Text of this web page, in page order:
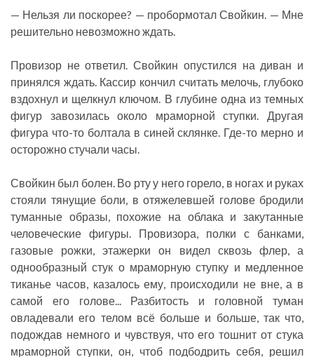
— Нельзя ли поскорее? — пробормотал Свойкин. — Мне
решительно невозможно ждать.
Провизор не ответил. Свойкин опустился на диван и
принялся ждать. Кассир кончил считать мелочь, глубоко
вздохнул и щелкнул ключом. В глубине одна из темных
фигур завозилась около мраморной ступки. Другая
фигура что-то болтала в синей склянке. Где-то мерно и
осторожно стучали часы.
Свойкин был болен. Во рту у него горело, в ногах и руках
стояли тянущие боли, в отяжелевшей голове бродили
туманные образы, похожие на облака и закутанные
человеческие фигуры. Провизора, полки с банками,
газовые рожки, этажерки он видел сквозь флер, а
однообразный стук о мраморную ступку и медленное
тиканье часов, казалось ему, происходили не вне, а в
самой его голове... Разбитость и головной туман
овладевали его телом всё больше и больше, так что,
подождав немного и чувствуя, что его тошнит от стука
мраморной ступки, он, чтоб подбодрить себя, решил